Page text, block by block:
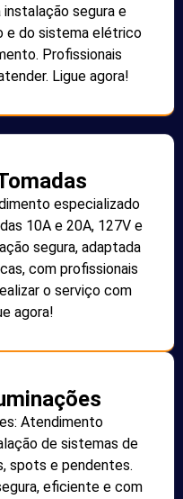
segura e
e do sistema elétrico
Profissionais
Ligue agora!
especializado
10A e 20A, 127V e
segura, adaptada
com profissionais
o serviço com
agora!
Atendimento
de sistemas de
spots e pendentes.
eficiente e com